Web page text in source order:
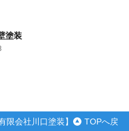
塗装
限会社川口塗装】
TOPへ戻